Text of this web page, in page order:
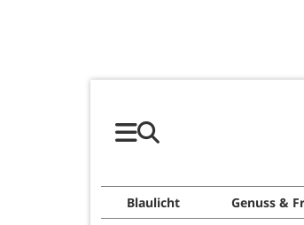
Blaulicht Genuss &